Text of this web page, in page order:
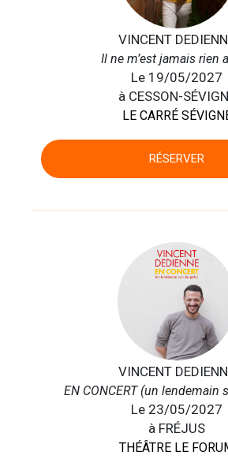
VINCENT
Il ne m’est jamais rien
Le 19/05/2027
à CESSON-
LE CARRÉ
RÉSERVER
VINCENT
EN CONCERT (un lendemain
Le 23/05/2027
à FRÉJUS
THÉÂTRE LE